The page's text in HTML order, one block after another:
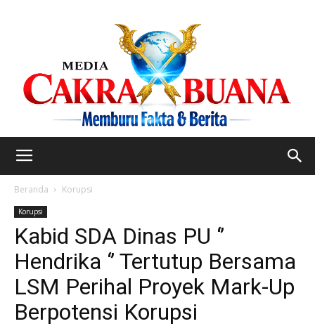
Beranda Korupsi
Korupsi
Kabid SDA Dinas PU ‘’
Hendrika ‘’ Tertutup Bersama
LSM Perihal Proyek Mark-Up
Berpotensi Korupsi